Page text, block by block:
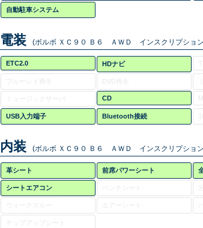
自動駐車システム
電装 (ボルボ ＸＣ９０ Ｂ６ ＡＷＤ インスクリプショ
ETC2.0 HDナビ
DVD再生
CD
USB入力端子 Bluetooth接続
内装 (ボルボ ＸＣ９０ Ｂ６ ＡＷＤ インスクリプショ
革シート 前席パワーシート
シートエアコン